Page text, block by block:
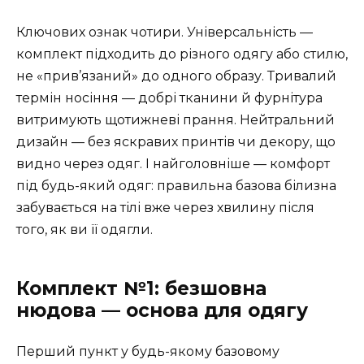
Ключових ознак чотири. Універсальність —
комплект підходить до різного одягу або стилю,
не «прив’язаний» до одного образу. Тривалий
термін носіння — добрі тканини й фурнітура
витримують щотижневі прання. Нейтральний
дизайн — без яскравих принтів чи декору, що
видно через одяг. І найголовніше — комфорт
під будь-який одяг: правильна базова білизна
забувається на тілі вже через хвилину після
того, як ви її одягли.
Комплект №1: безшовна
нюдова — основа для одягу
Перший пункт у будь-якому базовому